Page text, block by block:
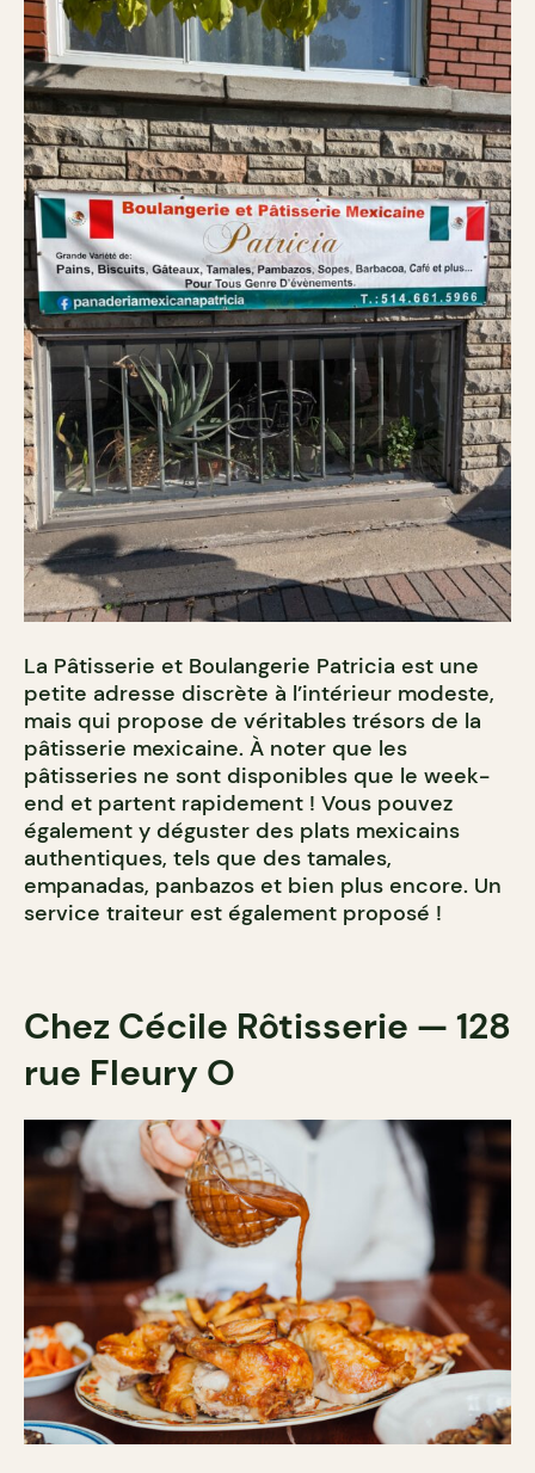
La Pâtisserie et Boulangerie Patricia est une
petite adresse discrète à l’intérieur modeste,
mais qui propose de véritables trésors de la
pâtisserie mexicaine. À noter que les
pâtisseries ne sont disponibles que le week-
end et partent rapidement ! Vous pouvez
également y déguster des plats mexicains
authentiques, tels que des tamales,
empanadas, panbazos et bien plus encore. Un
service traiteur est également proposé !
Chez Cécile Rôtisserie — 128
rue Fleury O